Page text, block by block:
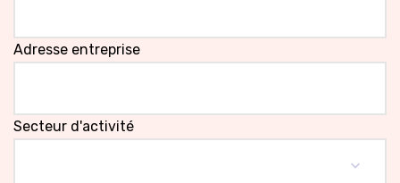
Adresse entreprise
Secteur d'activité